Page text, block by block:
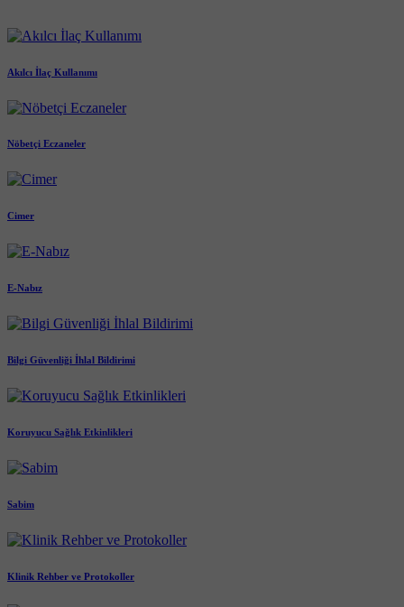
Akılcı İlaç Kullanımı
Nöbetçi Eczaneler
Cimer
E-Nabız
Bilgi Güvenliği İhlal Bildirimi
Koruyucu Sağlık Etkinlikleri
Sabim
Klinik Rehber ve Protokoller